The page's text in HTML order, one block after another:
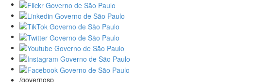
/governosp